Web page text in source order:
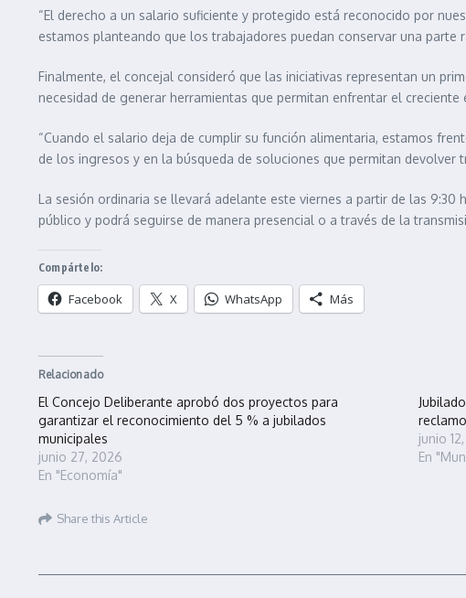
“El derecho a un salario suficiente y protegido está reconocido por
estamos planteando que los trabajadores puedan conservar una parte
Finalmente, el concejal consideró que las iniciativas representan un
necesidad de generar herramientas que permitan enfrentar el
“Cuando el salario deja de cumplir su función alimentaria, estamos
de los ingresos y en la búsqueda de soluciones que permitan devolver
La sesión ordinaria se llevará adelante este viernes a partir de las
público y podrá seguirse de manera presencial o a través de la
Compártelo:
Facebook X WhatsApp Más
Relacionado
El Concejo Deliberante aprobó dos proyectos para
garantizar el reconocimiento del 5 % a jubilados
municipales
junio 27, 2026
En "Economía"
junio
En
Share this Article